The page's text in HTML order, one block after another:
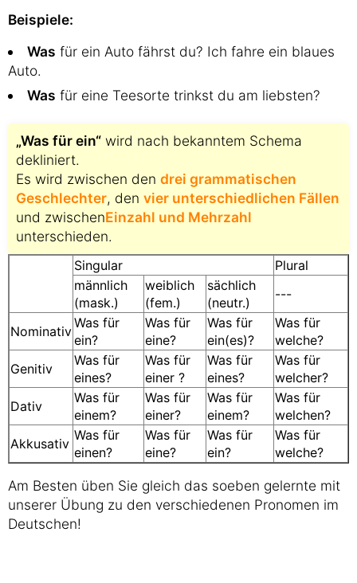
Beispiele:
Was für ein Auto fährst du? Ich fahre ein blaues
Auto.
Was für eine Teesorte trinkst du am liebsten?
„Was für ein“ wird nach bekanntem Schema
dekliniert.
Es wird zwischen den drei grammatischen
Geschlechter, den vier unterschiedlichen Fällen
und zwischenEinzahl und Mehrzahl
unterschieden.
Singular
Plural
männlich
(mask.)
weiblich
(fem.)
sächlich
(neutr.)
---
Nominativ
Was für
ein?
Was für
eine?
Was für
ein(es)?
Was für
welche?
Genitiv
Was für
eines?
Was für
einer ?
Was für
eines?
Was für
welcher?
Dativ
Was für
einem?
Was für
einer?
Was für
einem?
Was für
welchen?
Akkusativ
Was für
einen?
Was für
eine?
Was für
ein?
Was für
welche?
Am Besten üben Sie gleich das soeben gelernte mit
unserer Übung zu den verschiedenen Pronomen im
Deutschen!